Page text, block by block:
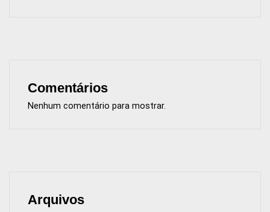
Comentários
Nenhum comentário para mostrar.
Arquivos